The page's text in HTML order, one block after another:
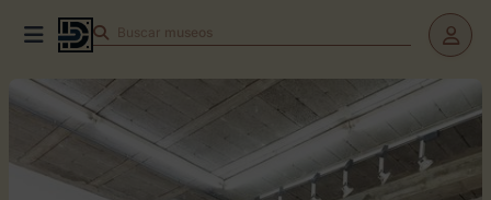
Buscar teatros